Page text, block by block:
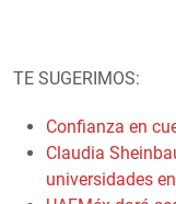
TE SUGERIMOS:
Confianza en
Claudia
universidades